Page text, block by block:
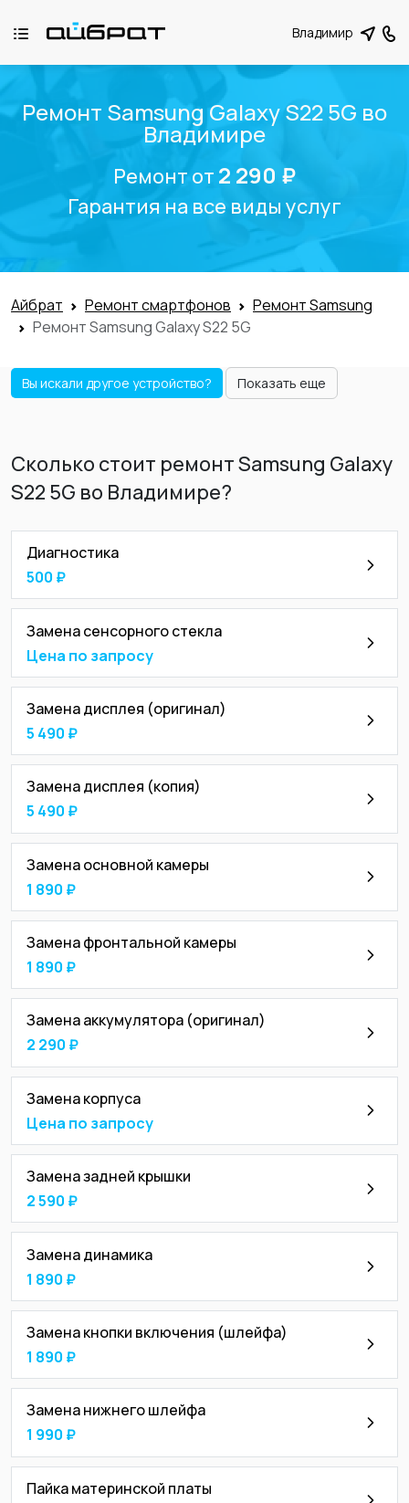
Владимир
Ремонт Samsung Galaxy S22 5G во
Владимире
Ремонт от 2 290 ₽
Гарантия на все виды услуг
Айбрат Ремонт смартфонов
Ремонт Samsung
Ремонт Samsung Galaxy S22 5G
Вы искали другое устройство? Показать еще
Сколько стоит ремонт Samsung Galaxy
S22 5G во Владимире?
Диагностика
500 ₽
Замена сенсорного стекла
Цена по запросу
Замена дисплея (оригинал)
5 490 ₽
Замена дисплея (копия)
5 490 ₽
Замена основной камеры
1 890 ₽
Замена фронтальной камеры
1 890 ₽
Замена аккумулятора (оригинал)
2 290 ₽
Замена корпуса
Цена по запросу
Замена задней крышки
2 590 ₽
Замена динамика
1 890 ₽
Замена кнопки включения (шлейфа)
1 890 ₽
Замена нижнего шлейфа
1 990 ₽
Пайка материнской платы